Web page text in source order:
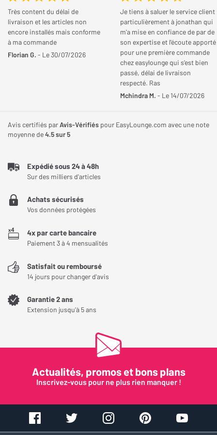
Manuel d'utilisateur
Fiche constructeur
Écran
Type d'écran
Motorisé, Tensionné,
Toile, Encastrable
Position alimentation
Gauche
16/9
Réglage fin de position,
Toile
Directivité
Traitements toile
Oui
Interface réseau RS-232
Très content du délai de
livraison et les articles non
encore installés mais conforme
à ma commande
Florian G. - Le 30/07/2026
Je tiens à saluer le service client
particulièrement à jonathan qui
m'a mise en confiance de par de
son expertise et l'écoute apporté
pour une première commande
chez easylounge qui s'est bien
passé, délai de livraison
respecté. Ras
Mchindra M. - Le 14/07/2026
Avis certifiés parAvis-Vérifiés pour EasyLounge.com avec une note
moyenne de4.5sur 5
Expédié sous 24 à 48h
Sur des milliers d'articles
Achats sécurisés
Vos données protégées
4x par carte bancaire
Paiement 3 à 4 mensualités
Satisfait ou remboursé
14 jours pour changer d'avis
Garantie 2 ans
Extension jusqu'à 5 ans
Actualités, promos et bons plans
Inscrivez-vous pour ne plus rien manquer !